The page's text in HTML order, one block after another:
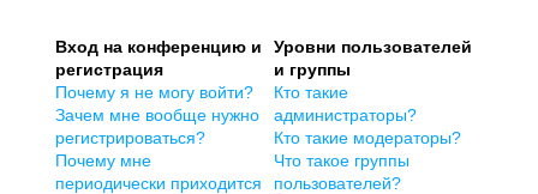
Вход на конференцию и
регистрация
Почему я не могу войти?
Зачем мне вообще нужно
регистрироваться?
Почему мне
периодически приходится
Уровни пользователей
и группы
Кто такие
администраторы?
Кто такие модераторы?
Что такое группы
пользователей?